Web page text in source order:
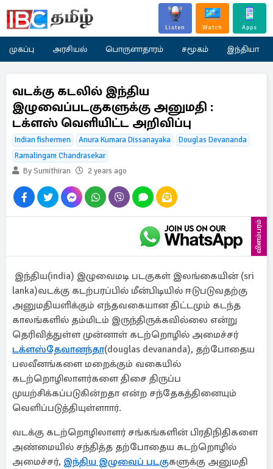
Listen Watch Apps
முகப்பு அரசியல் பொருளாதாரம் சமூகம் இந்தியா
வடக்கு கடலில் இந்திய
இழுவைப்படகுகளுக்கு அனுமதி :
டக்ளஸ் வெளியிட்ட அறிவிப்பு
Indian fishermen Anura Kumara Dissanayaka
Douglas Devananda
Ramalingam Chandrasekar
By Sumithiran
2 years ago
விளம்பரம்
இந்திய(india) இழுவைமடி படகுகள் இலங்கையின் (sri
lanka)வடக்கு கடற்பரப்பில் மீன்பிடியில் ஈடுபடுவதற்கு
அனுமதியளிக்கும் எந்தவகையான திட்டமும் கடந்த
காலங்களில் தம்மிடம் இருந்திருக்கவில்லை என்று
தெரிவித்துள்ள முன்னாள் கடற்றொழில் அமைச்சர்
டக்ளஸ்தேவானந்தா(douglas devananda), தற்போதைய
பலவீனங்களை மறைக்கும் வகையில்
கடற்றொழிலாளர்களை திசை திருப்ப
முயற்சிக்கப்படுகின்றதா என்ற சந்தேகத்தினையும்
வெளிப்படுத்தியுள்ளாார்.
வடக்கு கடற்றொழிலாளர் சங்கங்களின் பிரதிநிதிகளை
அண்மையில் சந்தித்த தற்போதைய கடற்றொழில்
அமைச்சர், இந்திய இழுவைப் படகுகளுக்கு அனுமதி